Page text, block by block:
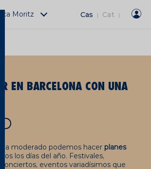
Moritz Cas | Cat |
EN BARCELONA CON UNA
moderado podemos hacer planes
los días del año. Festivales,
eventos variadísimos que